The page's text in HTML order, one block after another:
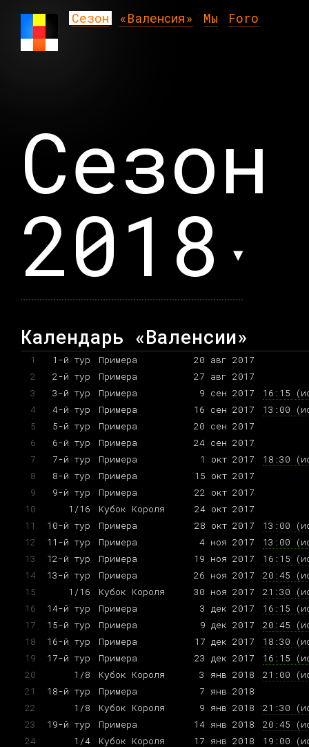
Сезон «Валенсия» Мы Foro
2018
Календарь «Валенсии»
1 1-й тур Примера
20 авг 2017
2
2-й тур Примера
27 авг 2017
3
3-й тур Примера 9 сен 2017
16:15
4
4-й тур Примера 16 сен 2017
13:00
5
5-й тур Примера
20 сен 2017
6
6-й тур Примера
24 сен 2017
7
7-й тур Примера 1 окт 2017
18:30
8
8-й тур Примера
15 окт 2017
9
9-й тур Примера
22 окт 2017
10
1/16 Кубок Короля
24 окт 2017
11
10-й тур Примера 28 окт 2017
13:00
12
11-й тур Примера 4 ноя 2017
13:00
13
12-й тур Примера 19 ноя 2017
16:15
14
13-й тур Примера 26 ноя 2017
20:45
15
1/16 Кубок Короля 30 ноя 2017
21:30
16
14-й тур Примера 3 дек 2017
16:15
17
15-й тур Примера 9 дек 2017
20:45
18
16-й тур Примера 17 дек 2017
18:30
19
17-й тур Примера 23 дек 2017
16:15
20
1/8 Кубок Короля 3 янв 2018
21:00
21
18-й тур Примера
7 янв 2018
22
1/8 Кубок Короля 9 янв 2018
21:30
23
19-й тур Примера 14 янв 2018
20:45
24
1/4 Кубок Короля 17 янв 2018
19:00